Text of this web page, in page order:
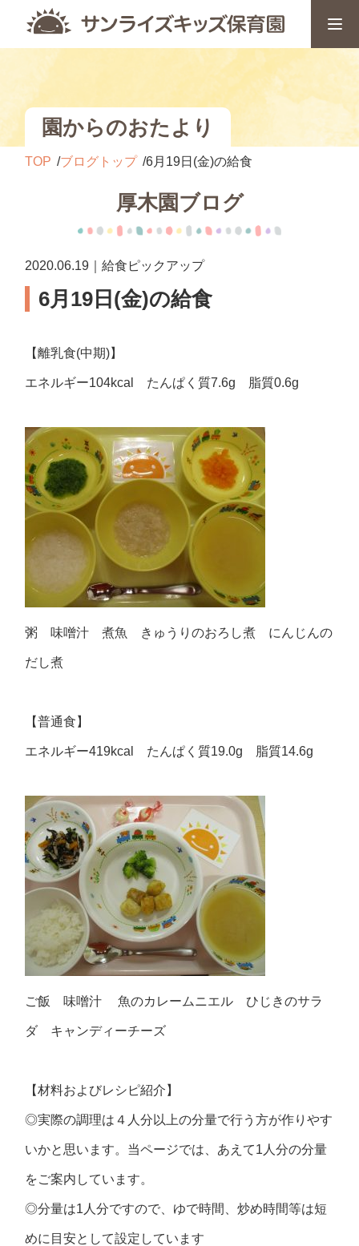
園からのおたより
TOP ブログトップ 6月19日(金)の給食
厚木園ブログ
2020.06.19｜給食ピックアップ
6月19日(金)の給食
【離乳食(中期)】
エネルギー104kcal たんぱく質7.6g 脂質0.6g
粥 味噌汁 煮魚 きゅうりのおろし煮 にんじんの
だし煮
【普通食】
エネルギー419kcal たんぱく質19.0g 脂質14.6g
ご飯 味噌汁 魚のカレームニエル ひじきのサラ
ダ キャンディーチーズ
【材料およびレシピ紹介】
◎実際の調理は４人分以上の分量で行う方が作りやす
いかと思います。当ページでは、あえて1人分の分量
をご案内しています。
◎分量は1人分ですので、ゆで時間、炒め時間等は短
めに目安として設定しています